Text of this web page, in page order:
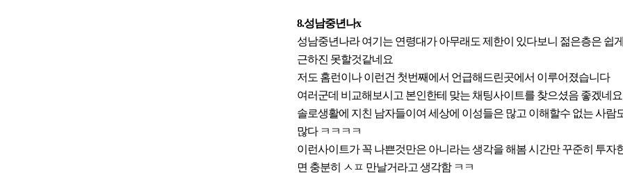
8.성남중년나x
성남중년나라 여기는 연령대가 아무래도 제한이 있다보니 젊은층은 쉽
근하진 못할것같네요
저도 홈런이나 이런건 첫번째에서 언급해드린곳에서 이루어졌습니다
여러군데 비교해보시고 본인한테 맞는 채팅사이트를 찾으셨음 좋겠네요
솔로생활에 지친 남자들이여 세상에 이성들은 많고 이해할수 없는 사람
많다 ㅋㅋㅋㅋ
이런사이트가 꼭 나쁜것만은 아니라는 생각을 해봄 시간만 꾸준히 투자
면 충분히 ㅅㅍ 만날거라고 생각함 ㅋㅋ